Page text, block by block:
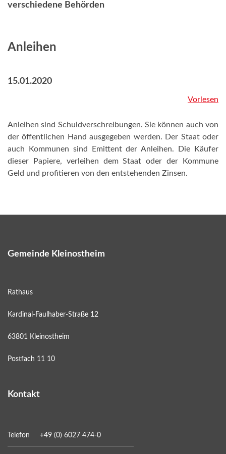
verschiedene Behörden
Anleihen
15.01.2020
Vorlesen
Anleihen sind Schuldverschreibungen. Sie können auch von
der öffentlichen Hand ausgegeben werden. Der Staat oder
auch Kommunen sind Emittent der Anleihen. Die Käufer
dieser Papiere, verleihen dem Staat oder der Kommune
Geld und profitieren von den entstehenden Zinsen.
Gemeinde Kleinostheim
Rathaus
Kardinal-Faulhaber-Straße 12
63801 Kleinostheim
Postfach 11 10
Kontakt
Telefon +49 (0) 6027 474-0